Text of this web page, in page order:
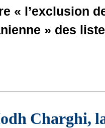
« l’exclusion
» des
Charghi,